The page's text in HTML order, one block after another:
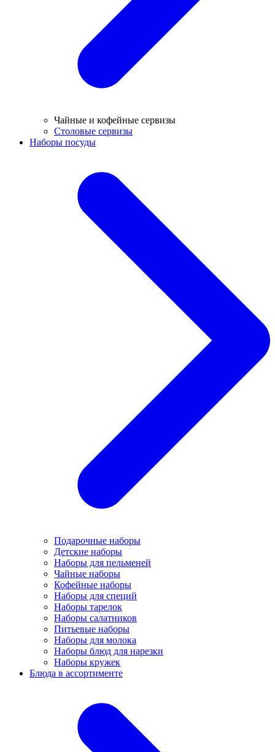
Чайные и кофейные сервизы
Столовые сервизы
Наборы посуды
Подарочные наборы
Детские наборы
Наборы для пельменей
Чайные наборы
Кофейные наборы
Наборы для специй
Наборы тарелок
Наборы салатников
Питьевые наборы
Наборы для молока
Наборы блюд для нарезки
Наборы кружек
Блюда в ассортименте